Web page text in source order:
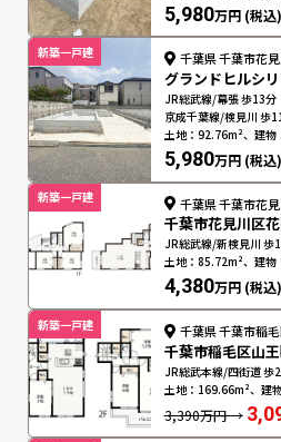
5,980万円 (税込)
新築一戸建 千葉県 千葉市花
グランドヒルシ
JR総武線/幕張 歩13分
京成千葉線/検見川 歩
土地：92.76m²、建物
5,980万円 (税込)
新築一戸建 千葉県 千葉市花
千葉市花見川区
JR総武線/新検見川 歩
土地：85.72m²、建物
4,380万円 (税込)
新築一戸建 千葉県 千葉市稲
千葉市稲毛区山
JR総武本線/四街道 歩
土地：169.66m²、建
3,390万円 →